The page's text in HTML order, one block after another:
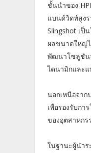
ชั้นนำของ
แบนด์วิดท์สูงร
Slingshot เป็
ผลขนาดใหญ่
พัฒนาโซลูชัน
ไดนามิกและ
นอกเหนือจาก
เพื่อรองรับกา
ของอุตสาหกร
ในฐานะผู้นำร